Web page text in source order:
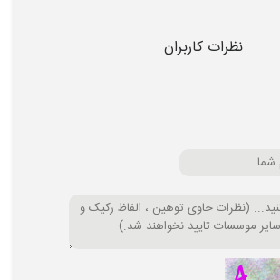
نظرات کاربران